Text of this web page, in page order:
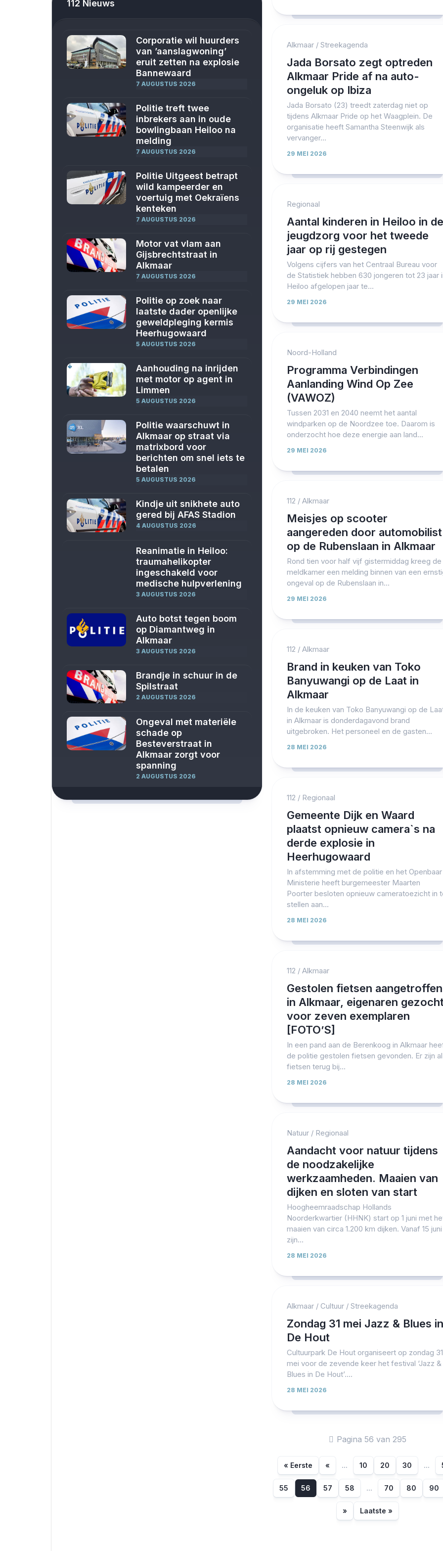
112 Nieuws
Corporatie wil huurders
van ’aanslagwoning’
eruit zetten na explosie
Bannewaard
7 AUGUSTUS 2026
Politie treft twee
inbrekers aan in oude
bowlingbaan Heiloo na
melding
7 AUGUSTUS 2026
Politie Uitgeest betrapt
wild kampeerder en
voertuig met Oekraïens
kenteken
7 AUGUSTUS 2026
Motor vat vlam aan
Gijsbrechtstraat in
Alkmaar
7 AUGUSTUS 2026
Politie op zoek naar
laatste dader openlijke
geweldpleging kermis
Heerhugowaard
5 AUGUSTUS 2026
Aanhouding na inrijden
met motor op agent in
Limmen
5 AUGUSTUS 2026
Politie waarschuwt in
Alkmaar op straat via
matrixbord voor
berichten om snel iets te
betalen
5 AUGUSTUS 2026
Kindje uit snikhete auto
gered bij AFAS Stadion
4 AUGUSTUS 2026
Reanimatie in Heiloo:
traumahelikopter
ingeschakeld voor
medische hulpverlening
3 AUGUSTUS 2026
Auto botst tegen boom
op Diamantweg in
Alkmaar
3 AUGUSTUS 2026
Brandje in schuur in de
Spilstraat
2 AUGUSTUS 2026
Ongeval met materiële
schade op
Besteverstraat in
Alkmaar zorgt voor
spanning
2 AUGUSTUS 2026
Alkmaar/ Streekagenda
Jada Borsato zegt optreden
Alkmaar Pride af na auto-
ongeluk op Ibiza
Jada Borsato (23) treedt zaterdag niet op
tijdens Alkmaar Pride op het Waagplein. De
organisatie heeft Samantha Steenwijk als
vervanger...
29 MEI 2026
Regionaal
Aantal kinderen in Heiloo in de
jeugdzorg voor het tweede
jaar op rij gestegen
Volgens cijfers van het Centraal Bureau voor
de Statistiek hebben 630 jongeren tot 23 jaar
Heiloo afgelopen jaar te...
29 MEI 2026
Noord-Holland
Programma Verbindingen
Aanlanding Wind Op Zee
(VAWOZ)
Tussen 2031 en 2040 neemt het aantal
windparken op de Noordzee toe. Daarom is
onderzocht hoe deze energie aan land...
29 MEI 2026
112 / Alkmaar
Meisjes op scooter
aangereden door automobilist
op de Rubenslaan in Alkmaar
Rond tien voor half vijf gistermiddag kreeg de
meldkamer een melding binnen van een
ongeval op de Rubenslaan in...
29 MEI 2026
112 / Alkmaar
Brand in keuken van Toko
Banyuwangi op de Laat in
Alkmaar
In de keuken van Toko Banyuwangi op de
in Alkmaar is donderdagavond brand
uitgebroken. Het personeel en de gasten...
28 MEI 2026
112 / Regionaal
Gemeente Dijk en Waard
plaatst opnieuw camera`s na
derde explosie in
Heerhugowaard
In afstemming met de politie en het Openbaar
Ministerie heeft burgemeester Maarten
Poorter besloten opnieuw cameratoezicht in
stellen aan...
28 MEI 2026
112 / Alkmaar
Gestolen fietsen aangetroffen
in Alkmaar, eigenaren
voor zeven exemplaren
[FOTO’S]
In een pand aan de Berenkoog in Alkmaar
de politie gestolen fietsen gevonden. Er zijn al
fietsen terug bij...
28 MEI 2026
Natuur/ Regionaal
Aandacht voor natuur tijdens
de noodzakelijke
werkzaamheden. Maaien van
dijken en sloten van start
Hoogheemraadschap Hollands
Noorderkwartier (HHNK) start op 1 juni met
maaien van circa 1.200 km dijken. Vanaf 15 juni
zijn...
28 MEI 2026
Alkmaar/ Cultuur/ Streekagenda
Zondag 31 mei Jazz & Blues in
De Hout
Cultuurpark De Hout organiseert op zondag 31
mei voor de zevende keer het festival ‘Jazz &
Blues in De Hout’....
28 MEI 2026
Pagina 56 van 295
« Eerste « ... 10 20 30 ...
55 56 57 58 ... 70 80 90
» Laatste »